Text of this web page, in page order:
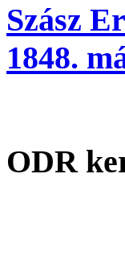
Szász
1848.
ODR